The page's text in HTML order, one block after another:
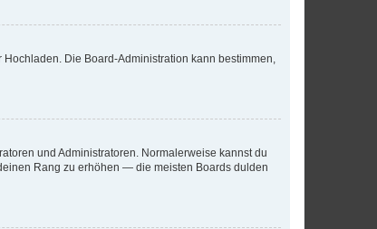
Die Board-Administration kann bestimmen,
und Administratoren. Normalerweise kannst du
Rang zu erhöhen — die meisten Boards dulden